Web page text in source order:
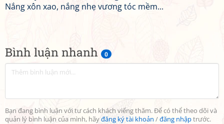
Bình luận nhanh 0
Bạn đang bình luận với tư cách khách viếng thăm. Để có thể theo dõi và
quản lý bình luận của mình, hãyđăng ký tài khoản /đăng nhậptrước.
Nắng xôn xao, nắng nhẹ vương tóc mềm...